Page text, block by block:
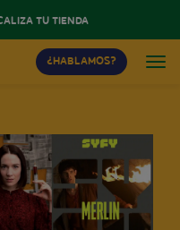
TU TIENDA
¿HABLAMOS?